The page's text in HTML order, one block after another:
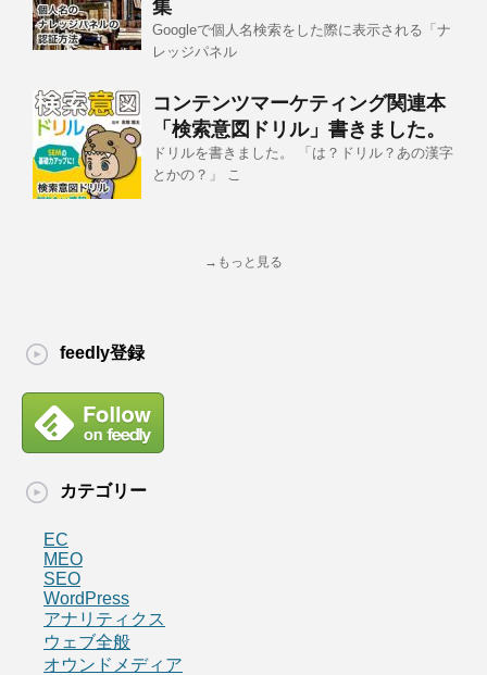
集
Googleで個人名検索をした際に表示される「ナ
レッジパネル
コンテンツマーケティング関連本
「検索意図ドリル」書きました。
ドリルを書きました。 「は？ドリル？あの漢字
とかの？」 こ
→もっと見る
feedly登録
カテゴリー
EC
MEO
SEO
WordPress
アナリティクス
ウェブ全般
オウンドメディア